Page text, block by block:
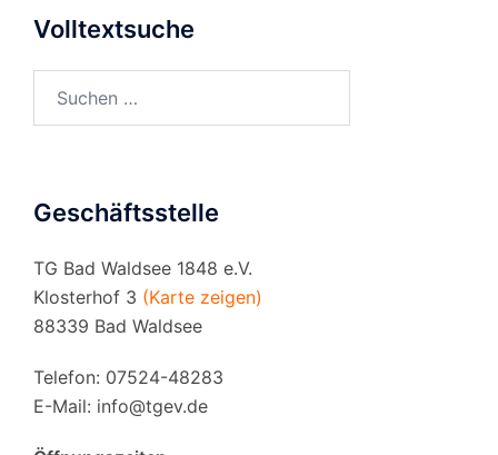
Volltextsuche
nach:
Geschäftsstelle
TG Bad Waldsee 1848 e.V.
Klosterhof 3 (Karte zeigen)
88339 Bad Waldsee
Telefon: 07524-48283
E-Mail: info@tgev.de